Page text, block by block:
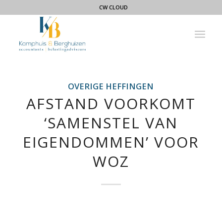
CW CLOUD
OVERIGE HEFFINGEN
AFSTAND VOORKOMT
‘SAMENSTEL VAN
EIGENDOMMEN’ VOOR
WOZ